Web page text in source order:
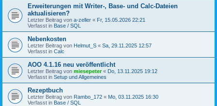
Erweiterungen mit Writer-, Base- und Calc-Dateien
aktualisieren?
Letzter Beitrag von a-zeller « Fr, 15.05.2026 22:21
Verfasst in Base / SQL
Nebenkosten
Letzter Beitrag von Helmut_S « Sa, 29.11.2025 12:57
Verfasst in Calc
AOO 4.1.16 neu veröffentlicht
Letzter Beitrag von miesepeter« Do, 13.11.2025 19:12
Verfasst in Setup und Allgemeines
Rezeptbuch
Letzter Beitrag von Rambo_172 « Mo, 03.11.2025 16:30
Verfasst in Base / SQL